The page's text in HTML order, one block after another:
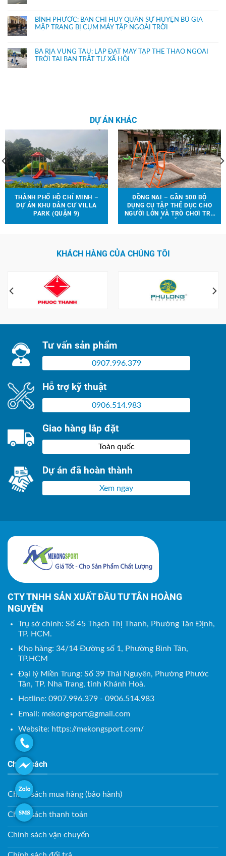
BÌNH PHƯỚC: BAN CHỈ HUY QUÂN SỰ HUYỆN BÙ GIA
MẬP TRANG BỊ CỤM MÁY TẬP NGOÀI TRỜI
BÀ RỊA VŨNG TÀU: LẮP ĐẶT MÁY TẬP THỂ THAO NGOÀI
TRỜI TẠI BAN TRẬT TỰ XÃ HỘI
DỰ ÁN KHÁC
THÀNH PHỐ HỒ CHÍ MINH –
DỰ ÁN KHU DÂN CƯ VILLA
PARK (QUẬN 9)
ĐỒNG NAI – GẦN 500 BỘ
DỤNG CỤ TẬP THỂ DỤC CHO
NGƯỜI LỚN VÀ TRÒ CHƠI TRẺ
KHÁCH HÀNG CỦA CHÚNG TÔI
Tư vấn sản phẩm
0907.996.379
Hỗ trợ kỹ thuật
0906.514.983
Giao hàng lắp đặt
Toàn quốc
Dự án đã hoàn thành
Xem ngay
CTY TNHH SẢN XUẤT ĐẦU TƯ TÂN HOÀNG
NGUYÊN
Trụ sở chính: Số 45 Thạch Thị Thanh, Phường Tân Định,
TP. HCM.
Kho hàng: 34/14 Đường số 1, Phường Bình Tân,
TP.HCM
Đại lý Miền Trung: Số 39 Thái Nguyên, Phường Phước
Tân, TP. Nha Trang, tỉnh Khánh Hoà.
Hotline: 0907.996.379 - 0906.514.983
Email: mekongsport@gmail.com
Website: https://mekongsport.com/
Chính sách
Chính sách mua hàng (bảo hành)
Chính sách thanh toán
Chính sách vận chuyển